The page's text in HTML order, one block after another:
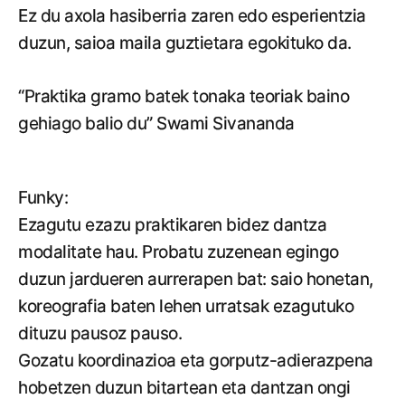
Ez du axola hasiberria zaren edo esperientzia
duzun, saioa maila guztietara egokituko da.
“Praktika gramo batek tonaka teoriak baino
gehiago balio du” Swami Sivananda
Funky:
Ezagutu ezazu praktikaren bidez dantza
modalitate hau. Probatu zuzenean egingo
duzun jardueren aurrerapen bat: saio honetan,
koreografia baten lehen urratsak ezagutuko
dituzu pausoz pauso.
Gozatu koordinazioa eta gorputz-adierazpena
hobetzen duzun bitartean eta dantzan ongi